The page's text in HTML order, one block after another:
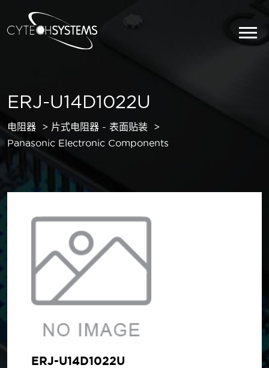
ERJ-U14D1022U
电阻器
片式电阻器 - 表面贴装
Panasonic Electronic Components
ERJ-U14D1022U